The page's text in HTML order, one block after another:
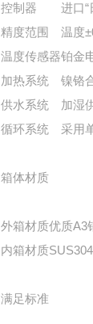
控制器
进口
精度范围
温度
温度传感器铂金
加热系统
镍铬
供水系统
加湿
循环系统
采用
箱体材质
外箱材质优质A3
内箱材质
满足标准